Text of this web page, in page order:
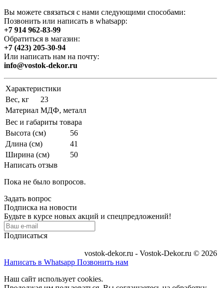
Вы можете связаться с нами следующими способами:
Позвонить или написать в whatsapp:
+7 914 962-83-99
Обратиться в магазин:
+7 (423) 205-30-94
Или написать нам на почту:
info@vostok-dekor.ru
Характеристики
Вес, кг
23
Материал МДФ, металл
Вес и габариты товара
Высота (см)
56
Длина (см)
41
Ширина (см)
50
Написать отзыв
Пока не было вопросов.
Задать вопрос
Подписка на новости
Будьте в курсе новых акций и спецпредложений!
Подписаться
vostok-dekor.ru - Vostok-Dekor.ru © 2026
Написать в Whatsapp Позвонить нам
Наш сайт использует cookies.